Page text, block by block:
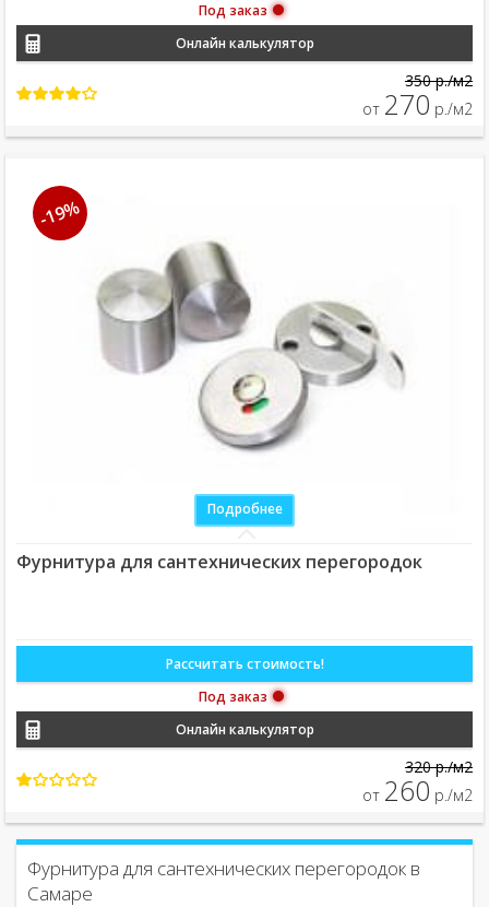
Под заказ
Онлайн калькулятор
350 р./м2
от 270 р./м2
-19%
Подробнее
Фурнитура для сантехнических перегородок
Рассчитать стоимость!
Под заказ
Онлайн калькулятор
320 р./м2
от 260 р./м2
Фурнитура для сантехнических перегородок в
Самаре